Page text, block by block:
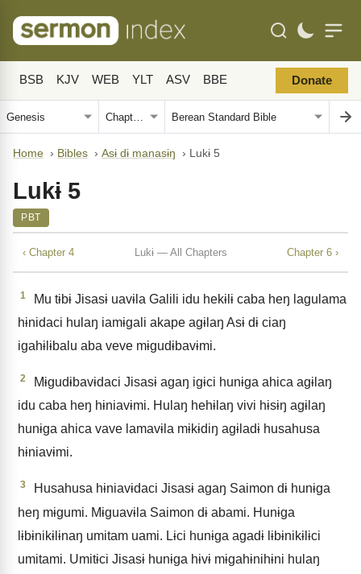
BSB KJV WEB YLT ASV BBE Donate
Home › Bibles › Asɨ dɨ manasɨŋ › Lukɨ 5
Lukɨ 5
PBT
‹ Chapter 4 Lukɨ — All Chapters Chapter 6 ›
1
Mu tɨbɨ Jisasɨ uavɨla Galili idu hekɨlɨ caba heŋ lagulama
hɨnidaci hulaŋ iamɨgali akape agɨlaŋ Asɨ dɨ ciaŋ
igahɨlɨbalu aba veve mɨgudɨbavɨmi.
2
Mɨgudɨbavɨdaci Jisasɨ agaŋ igɨci hunɨga ahica agɨlaŋ
idu caba heŋ hɨniavɨmi. Hulaŋ hehɨlaŋ vivi hɨsɨŋ agɨlaŋ
hunɨga ahica vave lamavɨla mɨkɨdiŋ agɨladɨ husahusa
hɨniavɨmi.
3
Husahusa hɨniavɨdaci Jisasɨ agaŋ Saimon dɨ hunɨga
heŋ mɨgumi. Mɨguavɨla Saimon dɨ abami. Hunɨga
lɨbɨnikɨlɨnaŋ umitam uami. Lɨci hunɨga agadɨ lɨbɨnikɨlɨci
umitami. Umitɨci Jisasɨ hunɨga hɨvɨ mɨgahɨnihɨni hulaŋ